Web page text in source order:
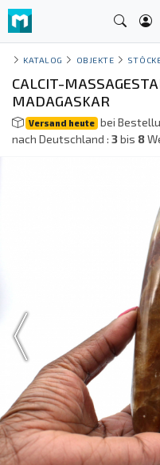
KATALOG OBJEKTE
CALCIT-
MADAGASKAR
Versand heute bei
nach Deutschland : 3bis 8